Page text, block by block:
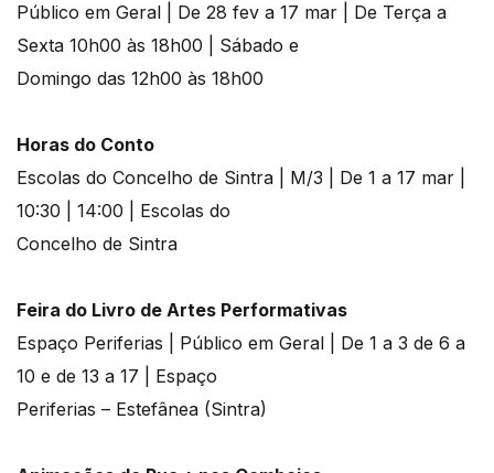
Público em Geral | De 28 fev a 17 mar | De Terça a
Sexta 10h00 às 18h00 | Sábado e
Domingo das 12h00 às 18h00
Horas do Conto
Escolas do Concelho de Sintra | M/3 | De 1 a 17 mar |
10:30 | 14:00 | Escolas do
Concelho de Sintra
Feira do Livro de Artes Performativas
Espaço Periferias | Público em Geral | De 1 a 3 de 6 a
10 e de 13 a 17 | Espaço
Periferias – Estefânea (Sintra)